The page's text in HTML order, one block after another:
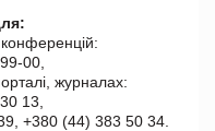
00,
журналах:
13,
+380 (44) 383 50 34.